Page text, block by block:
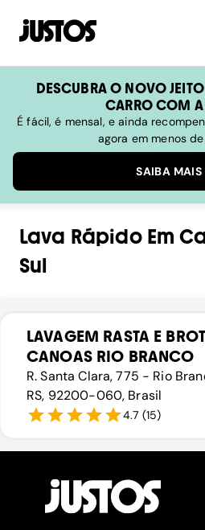
DESCUBRA O NOVO JEITO
CARRO COM A
É fácil, é mensal, e ainda
agora em menos
SAIBA MAIS
Lava RápidoEm
Sul
LAVAGEM RASTA E
CANOAS RIO BRANCO
R. Santa Clara, 775 - Rio
RS, 92200-060, Brasil
4.7 (15)